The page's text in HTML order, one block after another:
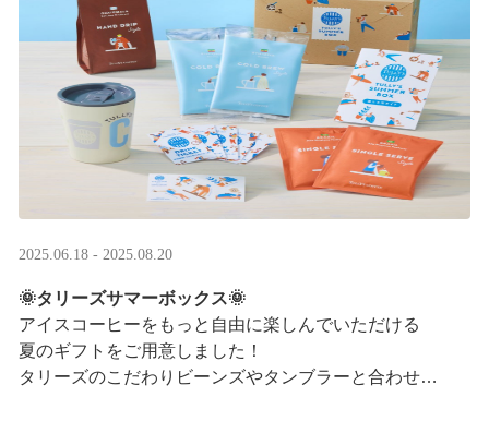
2025.06.18 - 2025.08.20
🌞タリーズサマーボックス🌞
アイスコーヒーをもっと自由に楽しんでいただける
夏のギフトをご用意しました！
タリーズのこだわりビーンズやタンブラーと合わせ、